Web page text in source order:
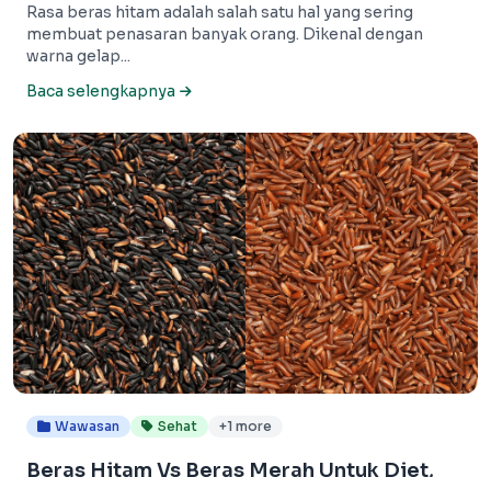
Rasa beras hitam adalah salah satu hal yang sering
membuat penasaran banyak orang. Dikenal dengan
warna gelap...
Baca selengkapnya
Wawasan Sehat +1 more
Beras Hitam Vs Beras Merah Untuk Diet,